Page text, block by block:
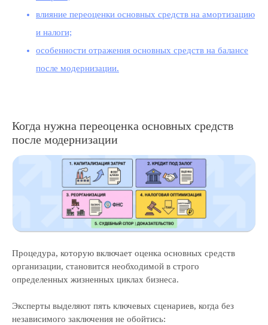
влияние переоценки основных средств на амортизацию
и налоги;
особенности отражения основных средств на балансе
после модернизации.
Когда нужна переоценка основных средств
после модернизации
Процедура, которую включает оценка основных средств
организации, становится необходимой в строго
определенных жизненных циклах бизнеса.
Эксперты выделяют пять ключевых сценариев, когда без
независимого заключения не обойтись: